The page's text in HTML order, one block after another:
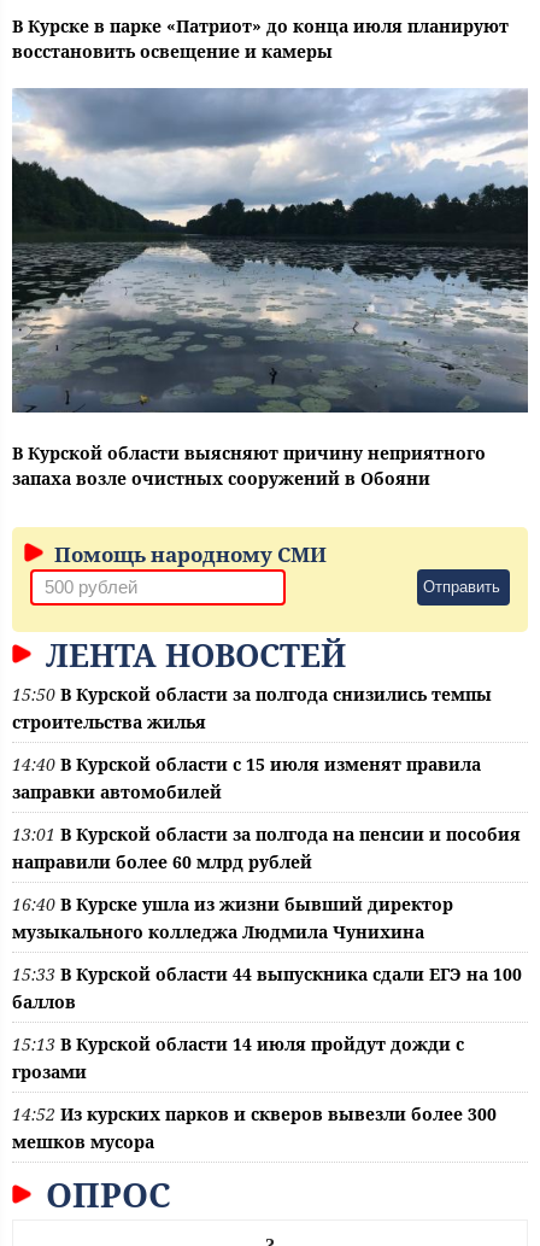
В Курске в парке «Патриот» до конца июля планируют
восстановить освещение и камеры
В Курской области выясняют причину неприятного
запаха возле очистных сооружений в Обояни
Помощь народному СМИ
Отправить
ЛЕНТА НОВОСТЕЙ
15:50 В Курской области за полгода снизились темпы
строительства жилья
14:40 В Курской области с 15 июля изменят правила
заправки автомобилей
13:01 В Курской области за полгода на пенсии и пособия
направили более 60 млрд рублей
16:40 В Курске ушла из жизни бывший директор
музыкального колледжа Людмила Чунихина
15:33 В Курской области 44 выпускника сдали ЕГЭ на 100
баллов
15:13 В Курской области 14 июля пройдут дожди с
грозами
14:52 Из курских парков и скверов вывезли более 300
мешков мусора
ОПРОС